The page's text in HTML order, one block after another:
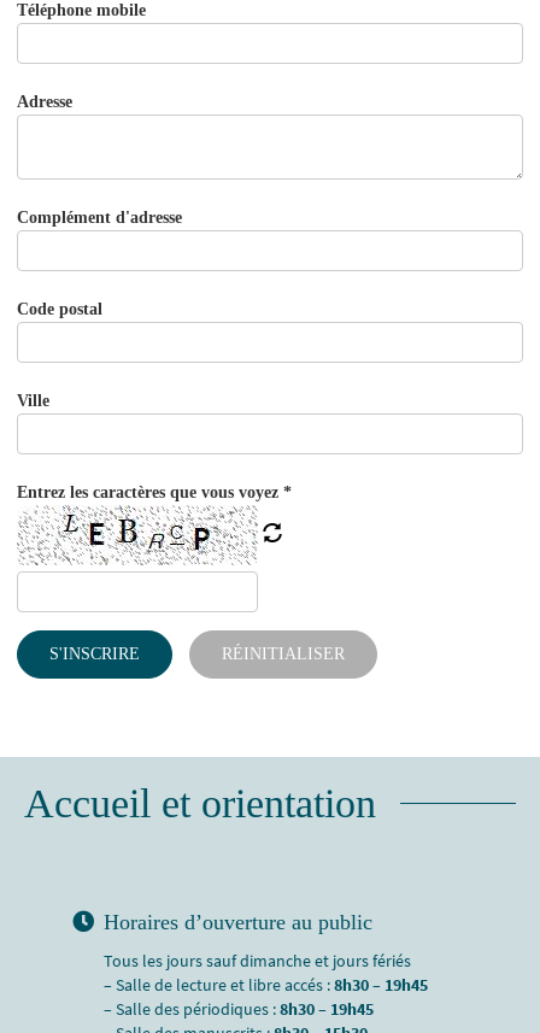
Téléphone mobile
Adresse
Complément d'adresse
Code postal
Ville
Entrez les caractères que vous voyez *
S'INSCRIRE RÉINITIALISER
Accueil et orientation
Horaires d’ouverture au public
Tous les jours sauf dimanche et jours fériés
– Salle de lecture et libre accés :8h30 – 19h45
– Salle des périodiques :8h30 – 19h45